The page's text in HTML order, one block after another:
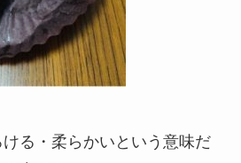
る・柔らかいという意味だ